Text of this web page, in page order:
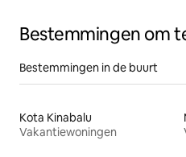
Bestemmingen om
Bestemmingen in de buurt
Kota Kinabalu
Vakantiewoningen